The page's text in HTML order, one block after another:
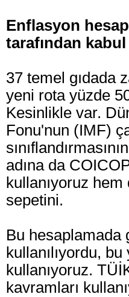
Enflasyon
tarafından
37 temel gıdada
yeni rota yüzde
Kesinlikle var.
Fonu'nun (IMF)
adına da
kullanıyoruz
sepetini.
Bu hesaplamada
kullanılıyordu,
kullanıyoruz.
kavramları